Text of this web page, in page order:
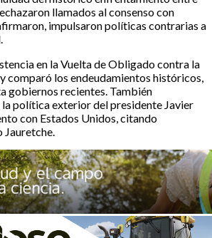
llamados al consenso con
impulsaron políticas contrarias a
en la Vuelta de Obligado contra la
comparó los endeudamientos históricos,
gobiernos recientes. También
política exterior del presidente Javier
con Estados Unidos, citando